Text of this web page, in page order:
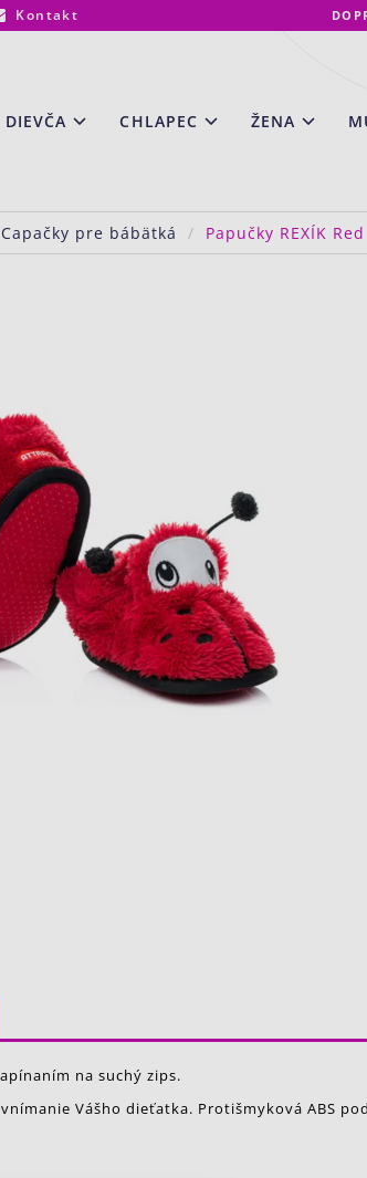
Kontakt
DIEVČA CHLAPEC ŽENA
Capačky pre bábätká Papučky REXÍK Red
na suchý zips.
Vášho dieťatka. Protišmyková ABS